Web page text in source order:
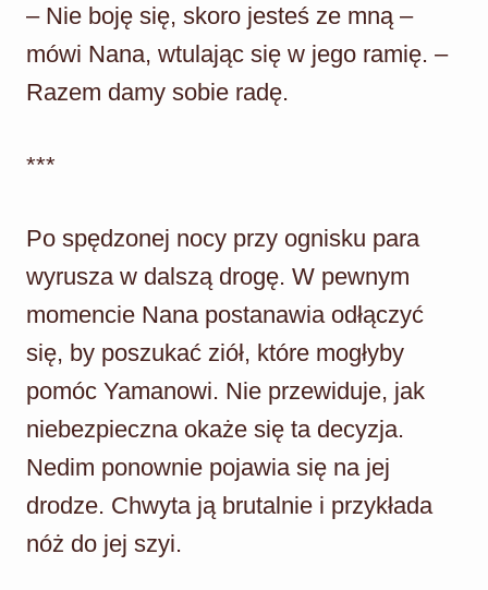
– Nie boję się, skoro jesteś ze mną –
mówi Nana, wtulając się w jego ramię. –
Razem damy sobie radę.
***
Po spędzonej nocy przy ognisku para
wyrusza w dalszą drogę. W pewnym
momencie Nana postanawia odłączyć
się, by poszukać ziół, które mogłyby
pomóc Yamanowi. Nie przewiduje, jak
niebezpieczna okaże się ta decyzja.
Nedim ponownie pojawia się na jej
drodze. Chwyta ją brutalnie i przykłada
nóż do jej szyi.